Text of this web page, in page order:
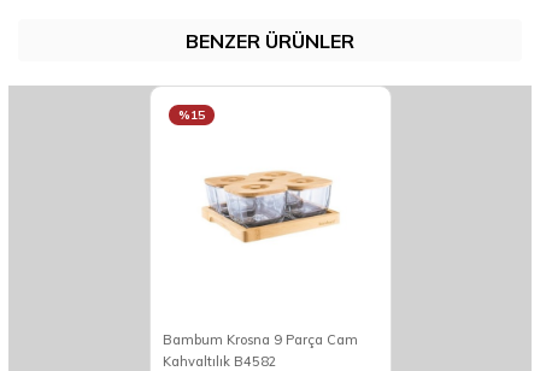
BENZER ÜRÜNLER
Bambum Krosna 9 Parça Cam
Kahvaltılık B4582
%15